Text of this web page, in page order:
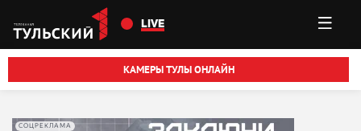
Перейти к основному содержанию
LIVE
КАМЕРЫ ТУЛЫ ОНЛАЙН
СОЦРЕКЛАМА